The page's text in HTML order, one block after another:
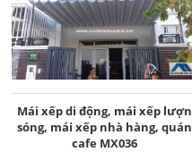
Mái xếp di động, mái xếp lượn
sóng, mái xếp nhà hàng, quán
cafe MX036